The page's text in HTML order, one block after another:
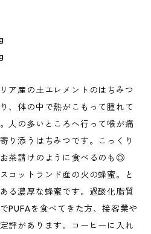
ア産の土エレメントのはちみつ
、体の中で熱がこもって腫れて
人の多いところへ行って喉が痛
り添うはちみつです。こっくり
茶請けのように食べるのも◎
コットランド産の火の蜂蜜。と
る濃厚な蜂蜜です。過酸化脂質
PUFAを食べてきた方、接客業や
評があります。コーヒーに入れ